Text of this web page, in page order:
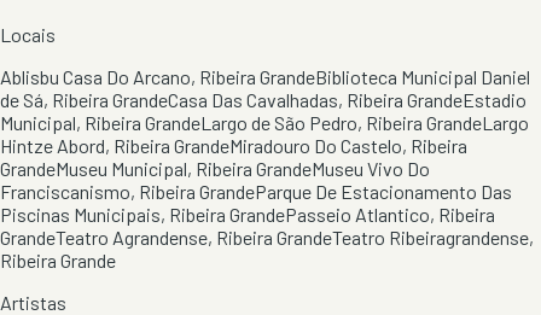
Locais
Ablisbu Casa Do Arcano, Ribeira GrandeBiblioteca Municipal Daniel
de Sá, Ribeira GrandeCasa Das Cavalhadas, Ribeira GrandeEstadio
Municipal, Ribeira GrandeLargo de São Pedro, Ribeira GrandeLargo
Hintze Abord, Ribeira GrandeMiradouro Do Castelo, Ribeira
GrandeMuseu Municipal, Ribeira GrandeMuseu Vivo Do
Franciscanismo, Ribeira GrandeParque De Estacionamento Das
Piscinas Municipais, Ribeira GrandePasseio Atlantico, Ribeira
GrandeTeatro Agrandense, Ribeira GrandeTeatro Ribeiragrandense,
Ribeira Grande
Artistas